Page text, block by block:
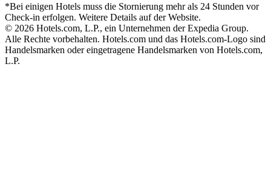
*Bei einigen Hotels muss die Stornierung mehr als 24 Stunden vor
Check-in erfolgen. Weitere Details auf der Website.
© 2026 Hotels.com, L.P., ein Unternehmen der Expedia Group.
Alle Rechte vorbehalten. Hotels.com und das Hotels.com-Logo sind
Handelsmarken oder eingetragene Handelsmarken von Hotels.com,
L.P.